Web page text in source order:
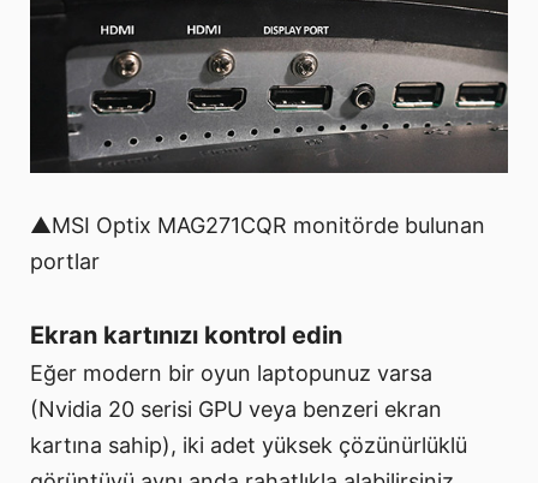
▲MSI Optix MAG271CQR monitörde bulunan
portlar
Ekran kartınızı kontrol edin
Eğer modern bir oyun laptopunuz varsa
(Nvidia 20 serisi GPU veya benzeri ekran
kartına sahip), iki adet yüksek çözünürlüklü